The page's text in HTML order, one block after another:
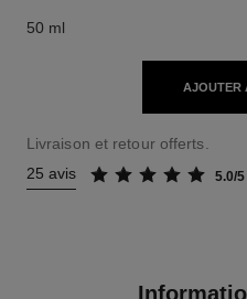
50 ml
AJOUTER
Livraison et retour offerts.
25 avis
5.0/5